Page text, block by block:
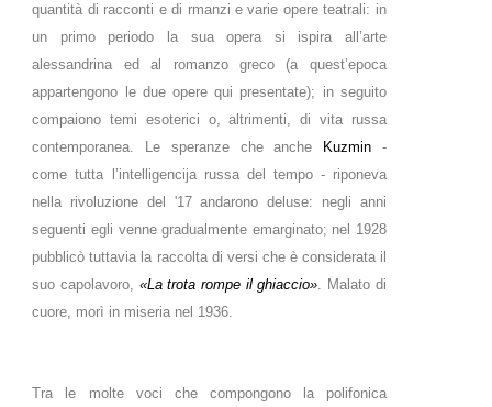
quantità di racconti e di rmanzi e varie opere teatrali: in
un primo periodo la sua opera si ispira all’arte
alessandrina ed al romanzo greco (a quest’epoca
appartengono le due opere qui presentate); in seguito
compaiono temi esoterici o, altrimenti, di vita russa
contemporanea. Le speranze che anche
Kuzmin -
come tutta l’intelligencija russa del tempo - riponeva
nella rivoluzione del '17 andarono deluse: negli anni
seguenti egli venne gradualmente emarginato; nel 1928
pubblicò tuttavia la raccolta di versi che è considerata il
suo capolavoro, «La trota rompe il ghiaccio». Malato di
cuore, morì in miseria nel 1936.
Tra le molte voci che compongono la polifonica